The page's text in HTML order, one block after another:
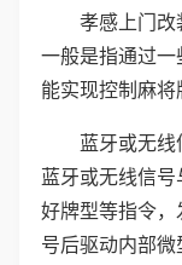
孝感上门改
一般是指通过
能实现控制麻将
蓝牙或无
蓝牙或无线信
好牌型等指令
号后驱动内部微